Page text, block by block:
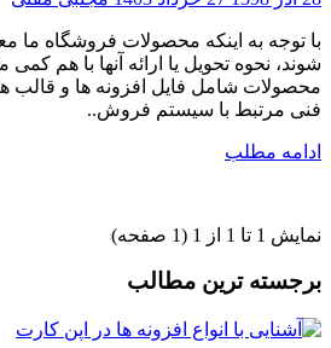
با توجه به اینکه محصولات فروشگاه ما
فنی مرتبط با سیستم فروش..
ادامه مطلب
نمایش 1 تا 1 از 1 (1 صفحه)
برجسته ترین مطالب